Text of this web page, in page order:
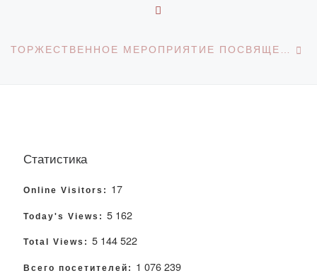
Статистика
Online Visitors: 17
Today's Views: 5 162
Total Views: 5 144 522
Всего посетителей: 1 076 239